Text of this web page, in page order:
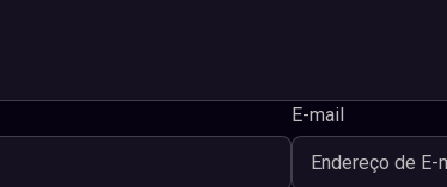
E-mail